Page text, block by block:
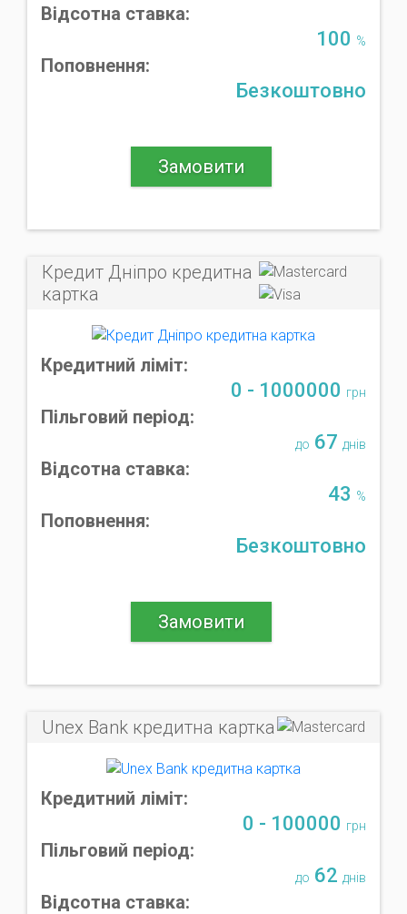
Відсотна ставка:
100 %
Поповнення:
Безкоштовно
Замовити
Кредит Дніпро кредитна
картка
Кредитний ліміт:
0 - 1000000 грн
Пільговий період:
до 67 днів
Відсотна ставка:
43 %
Поповнення:
Безкоштовно
Замовити
Unex Bank кредитна картка
Кредитний ліміт:
0 - 100000 грн
Пільговий період:
до 62 днів
Відсотна ставка: